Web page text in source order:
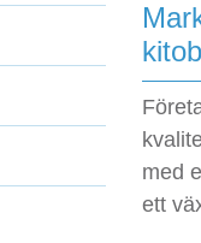
med
ett